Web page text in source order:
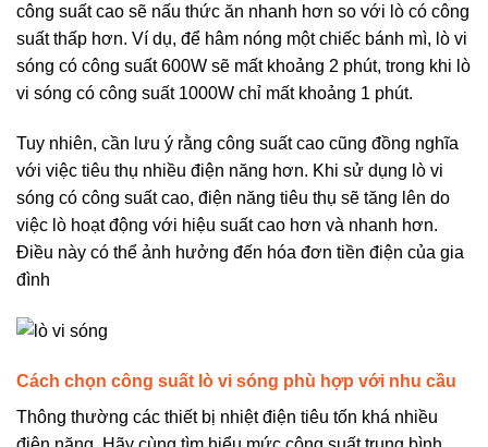
công suất cao sẽ nấu thức ăn nhanh hơn so với lò có công
suất thấp hơn. Ví dụ, để hâm nóng một chiếc bánh mì, lò vi
sóng có công suất 600W sẽ mất khoảng 2 phút, trong khi lò
vi sóng có công suất 1000W chỉ mất khoảng 1 phút.
Tuy nhiên, cần lưu ý rằng công suất cao cũng đồng nghĩa
với việc tiêu thụ nhiều điện năng hơn. Khi sử dụng lò vi
sóng có công suất cao, điện năng tiêu thụ sẽ tăng lên do
việc lò hoạt động với hiệu suất cao hơn và nhanh hơn.
Điều này có thể ảnh hưởng đến hóa đơn tiền điện của gia
đình
Cách chọn công suất lò vi sóng phù hợp với nhu cầu
Thông thường các thiết bị nhiệt điện tiêu tốn khá nhiều